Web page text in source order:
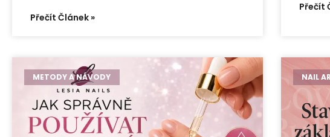
Přečít Článek »
Přečít
METODY A NÁVODY NAIL